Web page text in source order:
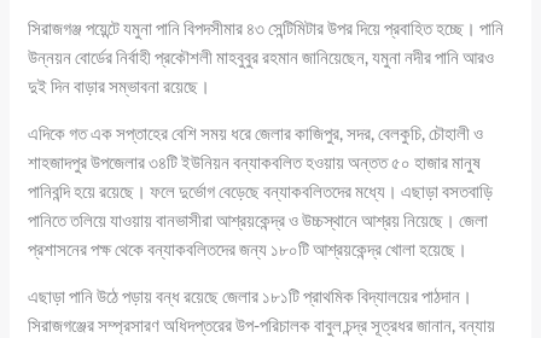
সিরাজগঞ্জ পয়েন্টে যমুনা পানি বিপদসীমার ৪৩ সেন্টিমিটার উপর দিয়ে প্রবাহিত হচ্ছে। পানি
উন্নয়ন বোর্ডের নির্বাহী প্রকৌশলী মাহবুবুর রহমান জানিয়েছেন, যমুনা নদীর পানি আরও
দুই দিন বাড়ার সম্ভাবনা রয়েছে।
এদিকে গত এক সপ্তাহের বেশি সময় ধরে জেলার কাজিপুর, সদর, বেলকুচি, চৌহালী ও
শাহজাদপুর উপজেলার ৩৪টি ইউনিয়ন বন্যাকবলিত হওয়ায় অন্তত ৫০ হাজার মানুষ
পানিবন্দি হয়ে রয়েছে। ফলে দুর্ভোগ বেড়েছে বন্যাকবলিতদের মধ্যে। এছাড়া বসতবাড়ি
পানিতে তলিয়ে যাওয়ায় বানভাসীরা আশ্রয়কেন্দ্র ও উচ্চস্থানে আশ্রয় নিয়েছে। জেলা
প্রশাসনের পক্ষ থেকে বন্যাকবলিতদের জন্য ১৮০টি আশ্রয়কেন্দ্র খোলা হয়েছে।
এছাড়া পানি উঠে পড়ায় বন্ধ রয়েছে জেলার ১৮১টি প্রাথমিক বিদ্যালয়ের পাঠদান।
সিরাজগঞ্জের সম্প্রসারণ অধিদপ্তরের উপ-পরিচালক বাবুল চন্দ্র সূত্রধর জানান, বন্যায়